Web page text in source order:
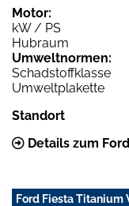
Motor:
kW / PS
Hubraum
Umweltnormen:
Schadstoffklasse
Umweltplakette
Standort
Details zum
Ford Fiesta Titanium